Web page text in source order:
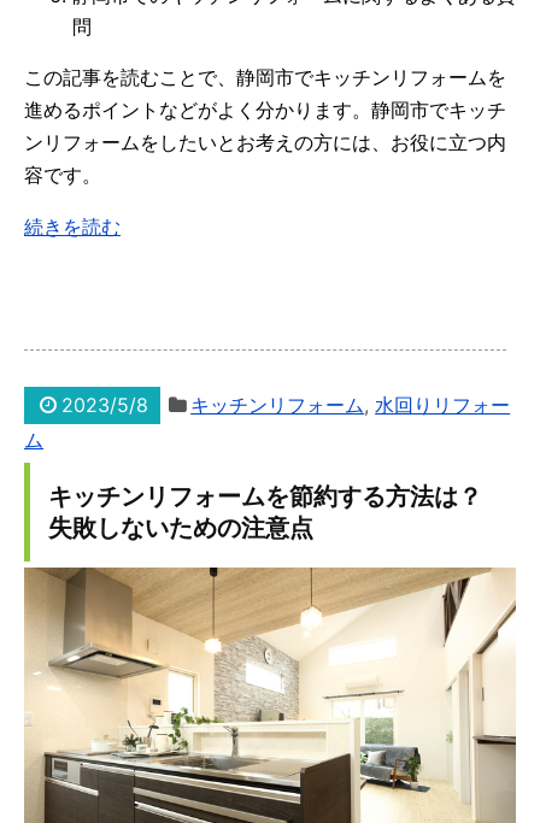
問
この記事を読むことで、静岡市でキッチンリフォームを
進めるポイントなどがよく分かります。静岡市でキッチ
ンリフォームをしたいとお考えの方には、お役に立つ内
容です。
続きを読む
2023/5/8 キッチンリフォーム,水回りリフォー
ム
キッチンリフォームを節約する方法は？
失敗しないための注意点